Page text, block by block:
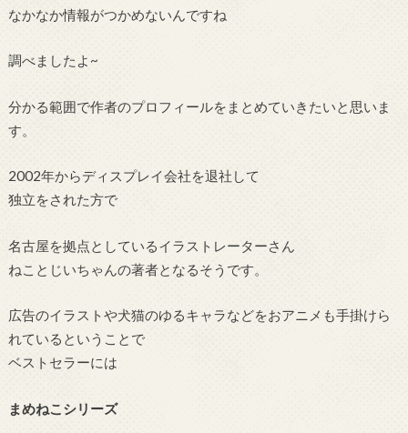
なかなか情報がつかめないんですね
調べましたよ~
分かる範囲で作者のプロフィールをまとめていきたいと思いま
す。
2002年からディスプレイ会社を退社して
独立をされた方で
名古屋を拠点としているイラストレーターさん
ねことじいちゃんの著者となるそうです。
広告のイラストや犬猫のゆるキャラなどをおアニメも手掛けら
れているということで
ベストセラーには
まめねこシリーズ